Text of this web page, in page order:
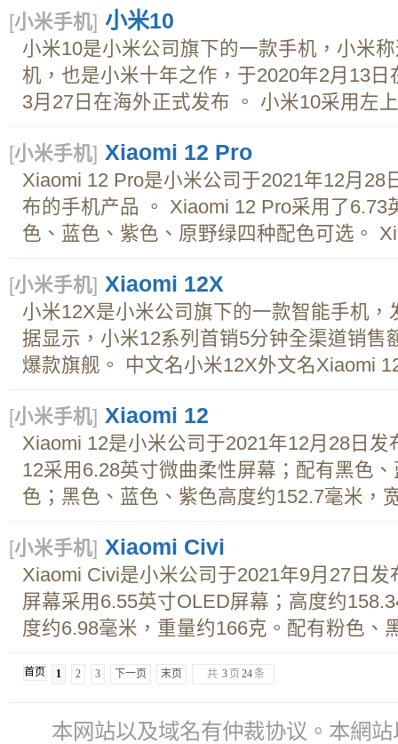
[小米手机] 小米10
小米10是小米公司旗下的一款手机，小米
机，也是小米十年之作，于2020年2月13
3月27日在海外正式发布 。 小米10采用左
[小米手机] Xiaomi 12 Pro
Xiaomi 12 Pro是小米公司于2021年12月28
布的手机产品 。 Xiaomi 12 Pro采用了6.73
色、蓝色、紫色、原野绿四种配色可选。
[小米手机] Xiaomi 12X
小米12X是小米公司旗下的一款智能手机
据显示，小米12系列首销5分钟全渠道销售
爆款旗舰。 中文名小米12X外文名Xiaomi
[小米手机] Xiaomi 12
Xiaomi 12是小米公司于2021年12月28日
12采用6.28英寸微曲柔性屏幕；配有黑色
色；黑色、蓝色、紫色高度约152.7毫米，
[小米手机] Xiaomi Civi
Xiaomi Civi是小米公司于2021年9月27日
屏幕采用6.55英寸OLED屏幕；高度约
度约6.98毫米，重量约166克。配有粉色、
首页 1 2 3 下一页 末页 共 3 页 24 条
本网站以及域名有仲裁协议。本網